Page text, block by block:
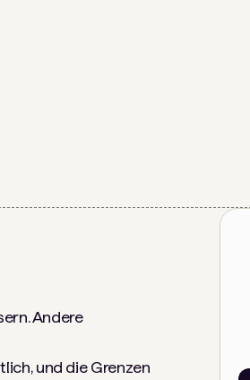
Andere
und die Grenzen